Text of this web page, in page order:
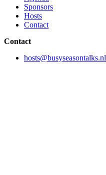
Sponsors
Hosts
Contact
Contact
hosts@busyseasontalks.nl